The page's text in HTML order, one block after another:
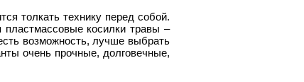
толкать технику перед собой.
косилки травы –
возможность, лучше выбрать
очень прочные, долговечные,